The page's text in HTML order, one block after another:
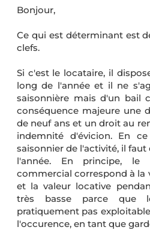
Bonjour,
Ce qui est déterminant est
clefs.
Si c'est le locataire, il
long de l'année et il ne
saisonnière mais d'un bail
conséquence majeure une
de neuf ans et un droit au
indemnité d'évicion. En
saisonnier de l'activité, il
l'année. En principe, le
commercial correspond à la
et la valeur locative
très basse parce que
pratiquement pas
l'occurence, en tant que